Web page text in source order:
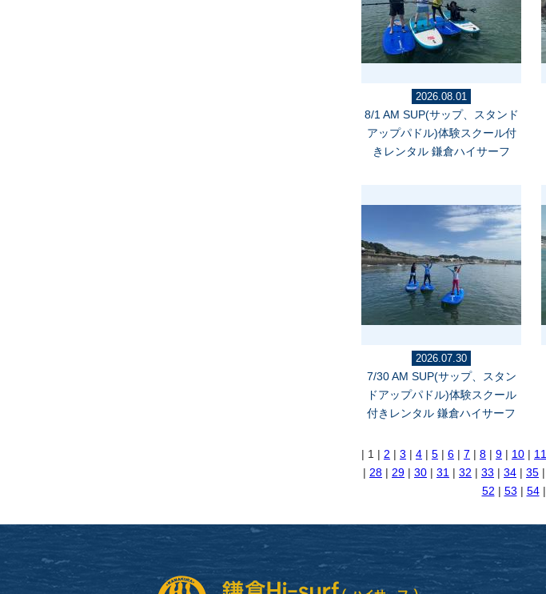
2026.08.01
8/1 AM SUP(サップ、スタンド
アップパドル)体験スクール付
きレンタル 鎌倉ハイサーフ
2026.07.30
7/30 AM SUP(サップ、スタン
ドアップパドル)体験スクール
付きレンタル 鎌倉ハイサーフ
| 1 | 2 | 3 | 4 | 5 | 6 | 7 | 8 | 9 | 10 | 11
| 28 | 29 | 30 | 31 | 32 | 33 | 34 | 35 |
52 | 53 | 54|